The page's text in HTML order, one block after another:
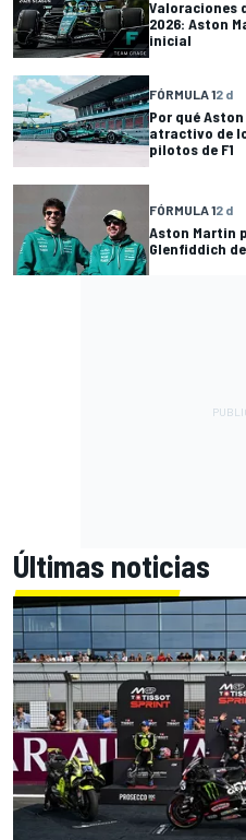
Valoraciones
2026: Aston
inicial
FÓRMULA 12 d
Por qué
atractivo de
pilotos de F1
FÓRMULA 12 d
Aston Martin
Glenfiddich
Últimas noticias